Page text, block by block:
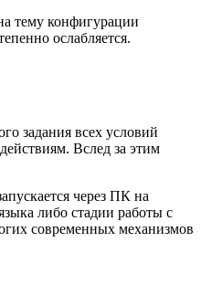
тему конфигурации
ослабляется.
задания всех условий
Вслед за этим
через ПК на
либо стадии работы с
современных механизмов